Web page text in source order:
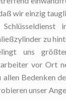
wir einzig
zu
uns
vor Ort
Bedenken
unser